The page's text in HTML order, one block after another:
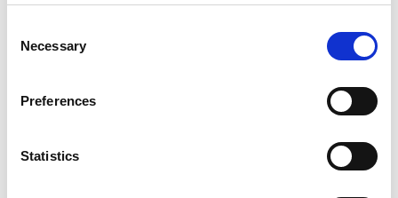
Selection
Necessary
Preferences
Statistics
una popolazione di circa di 6 mila esemplari. La
bonifica delle zone di riproduzione per fare posto alle
coltivazioni. Anche l’apertura al turismo della valle del